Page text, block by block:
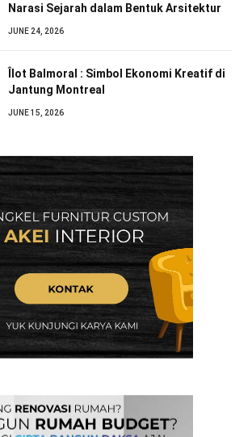
Narasi Sejarah dalam Bentuk Arsitektur
JUNE 24, 2026
Îlot Balmoral : Simbol Ekonomi Kreatif di
Jantung Montreal
JUNE 15, 2026